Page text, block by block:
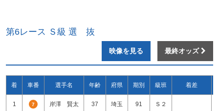
第6レース Ｓ級 選 抜
映像を見る 最終オッズ
着 車番 選手名 年齢 府県 期別 級班 着差
1 7 岸澤 賢太 37 埼玉 91 Ｓ２